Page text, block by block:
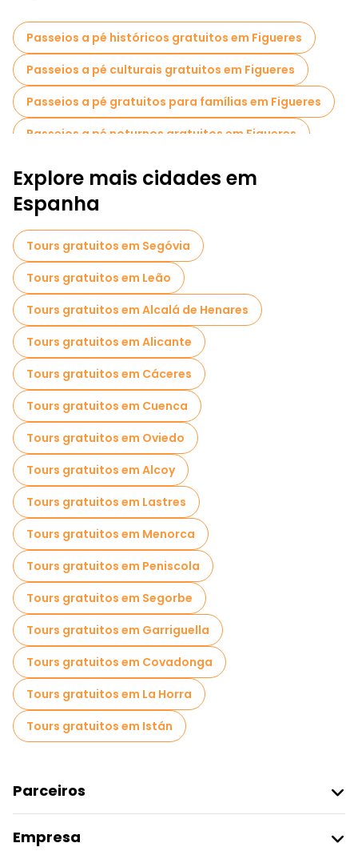
Passeios a pé históricos gratuitos em Figueres
Passeios a pé culturais gratuitos em Figueres
Passeios a pé gratuitos para famílias em Figueres
Passeios a pé noturnos gratuitos em Figueres
Explore mais cidades em
Espanha
Tours gratuitos em Segóvia
Tours gratuitos em Leão
Tours gratuitos em Alcalá de Henares
Tours gratuitos em Alicante
Tours gratuitos em Cáceres
Tours gratuitos em Cuenca
Tours gratuitos em Oviedo
Tours gratuitos em Alcoy
Tours gratuitos em Lastres
Tours gratuitos em Menorca
Tours gratuitos em Peniscola
Tours gratuitos em Segorbe
Tours gratuitos em Garriguella
Tours gratuitos em Covadonga
Tours gratuitos em La Horra
Tours gratuitos em Istán
Parceiros
Registo Do Fornecedor
Empresa